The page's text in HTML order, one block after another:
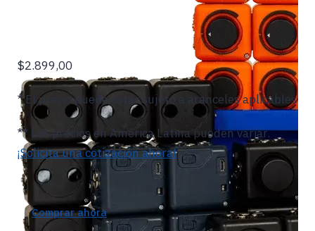
$2.899,00
* El precio puede estar sujeto a aranceles aplicables
** Los precios en América Latina pueden variar.
¡Solicita una cotización ahora!
Comprar ahora